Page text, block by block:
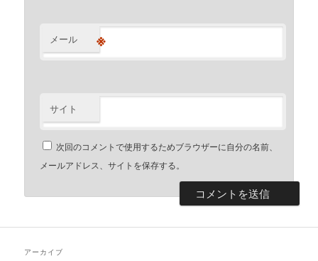
メール ※
サイト
次回のコメントで使用するためブラウザーに自分の名前、
メールアドレス、サイトを保存する。
アーカイブ